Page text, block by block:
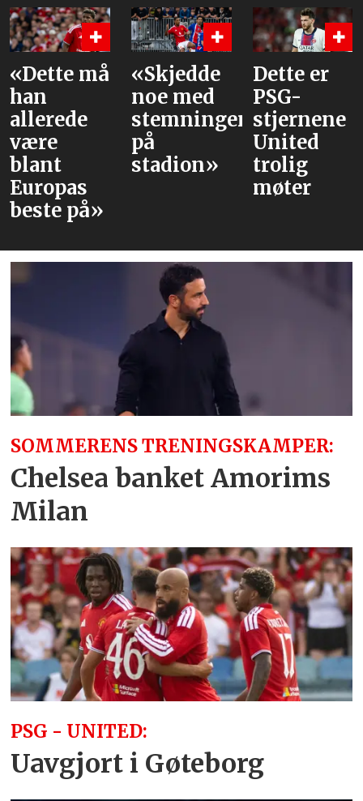
«Dette må
han
allerede
være
blant
Europas
beste på»
«Skjedde
noe med
stemningen
på
stadion»
Dette er
PSG-
stjernene
United
trolig
møter
SOMMERENS TRENINGSKAMPER:
Chelsea banket Amorims
Milan
PSG - UNITED:
Uavgjort i Gøteborg